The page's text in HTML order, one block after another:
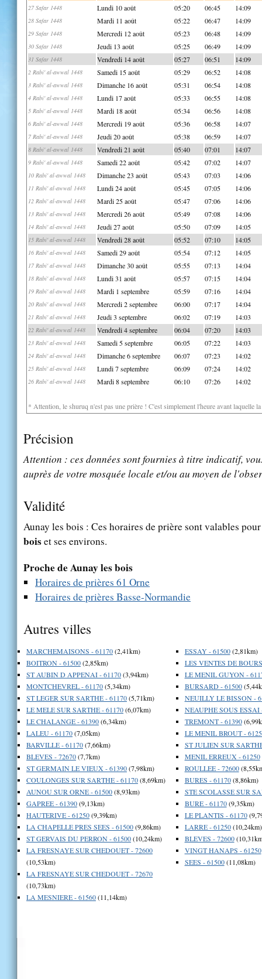
27 Safar 1448 Lundi 10 août 05:20 06:45 14:09
28 Safar 1448 Mardi 11 août 05:22 06:47 14:09
29 Safar 1448 Mercredi 12 août 05:23 06:48 14:09
30 Safar 1448 Jeudi 13 août 05:25 06:49 14:09
31 Safar 1448 Vendredi 14 août 05:27 06:51 14:09
2 Rabi' al-awwal 1448 Samedi 15 août 05:29 06:52 14:08
3 Rabi' al-awwal 1448 Dimanche 16 août 05:31 06:54 14:08
4 Rabi' al-awwal 1448 Lundi 17 août 05:33 06:55 14:08
5 Rabi' al-awwal 1448 Mardi 18 août 05:34 06:56 14:08
6 Rabi' al-awwal 1448 Mercredi 19 août 05:36 06:58 14:07
7 Rabi' al-awwal 1448 Jeudi 20 août 05:38 06:59 14:07
8 Rabi' al-awwal 1448 Vendredi 21 août 05:40 07:01 14:07
9 Rabi' al-awwal 1448 Samedi 22 août 05:42 07:02 14:07
10 Rabi' al-awwal 1448 Dimanche 23 août 05:43 07:03 14:06
11 Rabi' al-awwal 1448 Lundi 24 août 05:45 07:05 14:06
12 Rabi' al-awwal 1448 Mardi 25 août 05:47 07:06 14:06
13 Rabi' al-awwal 1448 Mercredi 26 août 05:49 07:08 14:06
14 Rabi' al-awwal 1448 Jeudi 27 août 05:50 07:09 14:05
15 Rabi' al-awwal 1448 Vendredi 28 août 05:52 07:10 14:05
16 Rabi' al-awwal 1448 Samedi 29 août 05:54 07:12 14:05
17 Rabi' al-awwal 1448 Dimanche 30 août 05:55 07:13 14:04
18 Rabi' al-awwal 1448 Lundi 31 août 05:57 07:15 14:04
19 Rabi' al-awwal 1448 Mardi 1 septembre 05:59 07:16 14:04
20 Rabi' al-awwal 1448 Mercredi 2 septembre 06:00 07:17 14:04
21 Rabi' al-awwal 1448 Jeudi 3 septembre 06:02 07:19 14:03
22 Rabi' al-awwal 1448 Vendredi 4 septembre 06:04 07:20 14:03
23 Rabi' al-awwal 1448 Samedi 5 septembre 06:05 07:22 14:03
24 Rabi' al-awwal 1448 Dimanche 6 septembre 06:07 07:23 14:02
25 Rabi' al-awwal 1448 Lundi 7 septembre 06:09 07:24 14:02
26 Rabi' al-awwal 1448 Mardi 8 septembre 06:10 07:26 14:02
* Attention, le shuruq n'est pas une prière ! C'est simplement l'heure avant laquelle
Précision
Attention : ces données sont fournies à titre indicatif,
auprès de votre mosquée locale et/ou au moyen de
Validité
Aunay les bois : Ces horaires de prière sont valables
boiset ses environs.
Proche de Aunay les bois
Horaires de prières 61 Orne
Horaires de prières Basse-Normandie
Autres villes
MARCHEMAISONS - 61170(2,41km)
BOITRON - 61500(2,85km)
ST AUBIN D APPENAI - 61170(3,94km)
MONTCHEVREL - 61170(5,34km)
ST LEGER SUR SARTHE - 61170(5,71km)
LE MELE SUR SARTHE - 61170(6,07km)
LE CHALANGE - 61390(6,34km)
LALEU - 61170(7,05km)
BARVILLE - 61170(7,66km)
BLEVES - 72670(7,7km)
ST GERMAIN LE VIEUX - 61390(7,98km)
COULONGES SUR SARTHE - 61170(8,69km)
AUNOU SUR ORNE - 61500(8,93km)
GAPREE - 61390(9,13km)
HAUTERIVE - 61250(9,39km)
LA CHAPELLE PRES SEES - 61500(9,86km)
ST GERVAIS DU PERRON - 61500(10,24km)
LA FRESNAYE SUR CHEDOUET - 72600
(10,53km)
LA FRESNAYE SUR CHEDOUET - 72670
(10,73km)
LA MESNIERE - 61560(11,14km)
ESSAY - 61500(2,81km)
LES VENTES DE
LE MENIL GUYON -
BURSARD - 61500
NEUILLY LE BISSON -
NEAUPHE SOUS ESSAI
TREMONT - 61390
LE MENIL BROUT -
ST JULIEN SUR
MENIL ERREUX - 61250
ROULLEE - 72600
BURES - 61170(8,86km)
STE SCOLASSE SUR
BURE - 61170(9,35km)
LE PLANTIS - 61170
LARRE - 61250(10,24km)
BLEVES - 72600
VINGT HANAPS - 61250
SEES - 61500(11,08km)